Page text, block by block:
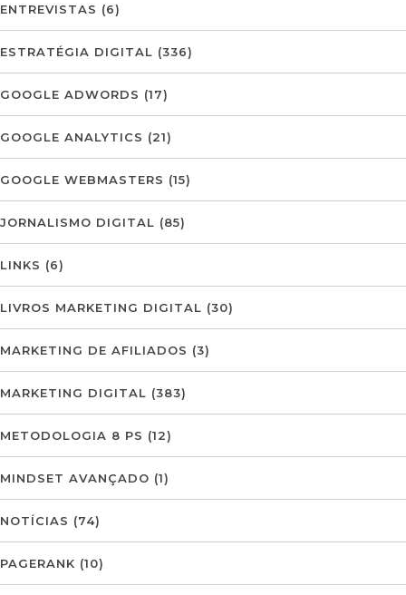
ENTREVISTAS (6)
ESTRATÉGIA DIGITAL (336)
GOOGLE ADWORDS (17)
GOOGLE ANALYTICS (21)
GOOGLE WEBMASTERS (15)
JORNALISMO DIGITAL (85)
LINKS (6)
LIVROS MARKETING DIGITAL (30)
MARKETING DE AFILIADOS (3)
MARKETING DIGITAL (383)
METODOLOGIA 8 PS (12)
MINDSET AVANÇADO (1)
NOTÍCIAS (74)
PAGERANK (10)